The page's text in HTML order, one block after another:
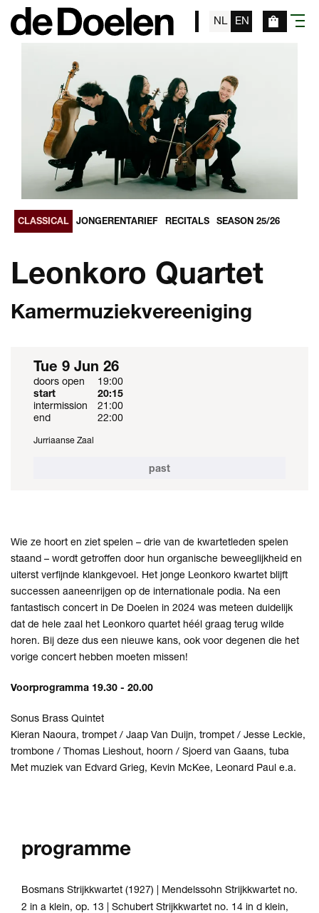
NL EN menu
CLASSICAL JONGERENTARIEF RECITALS SEASON 25/26
Leonkoro Quartet
Kamermuziekvereeniging
Tue 9 Jun 26
doors open
19:00
start
20:15
intermission
21:00
end
22:00
Jurriaanse Zaal
past
Wie ze hoort en ziet spelen – drie van de kwartetleden spelen
staand – wordt getroffen door hun organische beweeglijkheid en
uiterst verfijnde klankgevoel. Het jonge Leonkoro kwartet blijft
successen aaneenrijgen op de internationale podia. Na een
fantastisch concert in De Doelen in 2024 was meteen duidelijk
dat de hele zaal het Leonkoro quartet héél graag terug wilde
horen. Bij deze dus een nieuwe kans, ook voor degenen die het
vorige concert hebben moeten missen!
Voorprogramma 19.30 - 20.00
Sonus Brass Quintet
Kieran Naoura, trompet / Jaap Van Duijn, trompet / Jesse Leckie,
trombone / Thomas Lieshout, hoorn / Sjoerd van Gaans, tuba
Met muziek van Edvard Grieg, Kevin McKee, Leonard Paul e.a.
programme
Bosmans Strijkkwartet (1927) | Mendelssohn Strijkkwartet no.
2 in a klein, op. 13 | Schubert Strijkkwartet no. 14 in d klein,